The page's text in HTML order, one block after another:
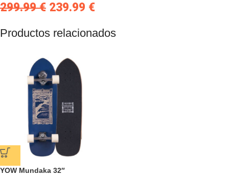
299.99€ 239.99 €
Productos relacionados
YOW Mundaka 32″